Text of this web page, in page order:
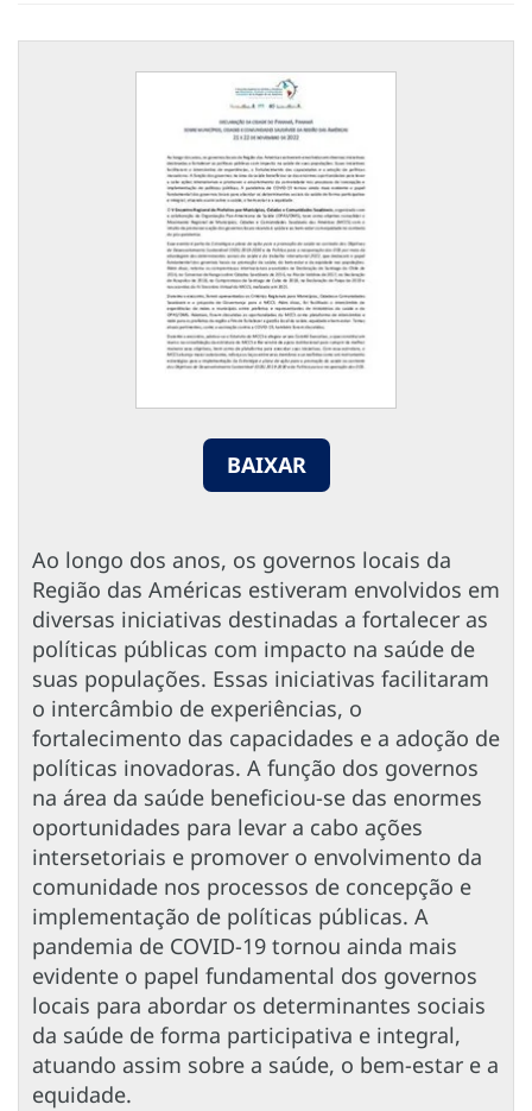
BAIXAR
Ao longo dos anos, os governos locais da
Região das Américas estiveram envolvidos em
diversas iniciativas destinadas a fortalecer as
políticas públicas com impacto na saúde de
suas populações. Essas iniciativas facilitaram
o intercâmbio de experiências, o
fortalecimento das capacidades e a adoção de
políticas inovadoras. A função dos governos
na área da saúde beneficiou-se das enormes
oportunidades para levar a cabo ações
intersetoriais e promover o envolvimento da
comunidade nos processos de concepção e
implementação de políticas públicas. A
pandemia de COVID-19 tornou ainda mais
evidente o papel fundamental dos governos
locais para abordar os determinantes sociais
da saúde de forma participativa e integral,
atuando assim sobre a saúde, o bem-estar e a
equidade.